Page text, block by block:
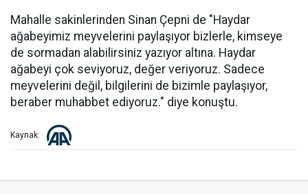
Mahalle sakinlerinden Sinan Çepni de "Haydar
ağabeyimiz meyvelerini paylaşıyor bizlerle, kimseye
de sormadan alabilirsiniz yazıyor altına. Haydar
ağabeyi çok seviyoruz, değer veriyoruz. Sadece
meyvelerini değil, bilgilerini de bizimle paylaşıyor,
beraber muhabbet ediyoruz." diye konuştu.
Kaynak: